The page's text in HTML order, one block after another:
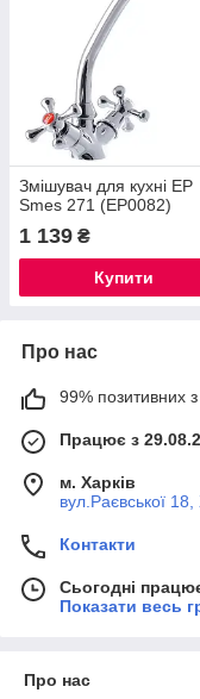
Змішувач для кухні EP
Smes 271 (EP0082)
1 139 ₴
Купити
Про нас
99% позитивних з
Працює з
м. Харків
вул.Раєвської 18,
Контакти
Сьогодні
Показати весь
Про нас